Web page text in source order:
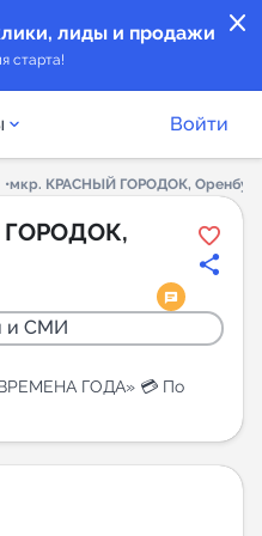
close
лиды и продажи
старта!
в Telegram
Войти
мкр. КРАСНЫЙ ГОРОДОК,
и СМИ
ГОДА» 💳 По